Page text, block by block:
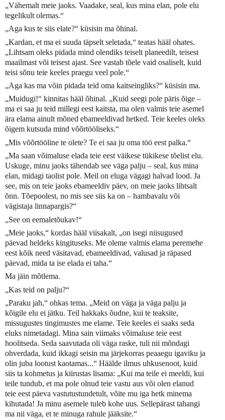
„Vähemalt meie jaoks. Vaadake, seal, kus mina elan, pole elu
tegelikult olemas.“
„Aga kus te siis elate?“ küsisin ma õhinal.
„Kardan, et ma ei suuda täpselt seletada,“ teatas hääl ohates.
„Lihtsam oleks pidada mind olendiks teiselt planeedilt, teisest
maailmast või teisest ajast. See vastab tõele vaid osaliselt, kuid
teisi sõnu teie keeles praegu veel pole.“
„Aga kas ma võin pidada teid oma kaitseingliks?“ küsisin ma.
„Muidugi!“ kinnitas hääl õhinal. „Kuid seegi pole päris õige –
ma ei saa ju teid millegi eest kaitsta, ma olen valmis teie asemel
ära elama ainult mõned ebameeldivad hetked. Teie keeles oleks
õigem kutsuda mind võõrtööliseks.“
„Mis võõrtööline te olete? Te ei saa ju oma töö eest palka.“
„Ma saan võimaluse elada teie eest väikese tükikese tõelist elu.
Uskuge, minu jaoks tähendab see väga palju – seal, kus mina
elan, midagi taolist pole. Meil on eluga vägagi halvad lood. Ja
see, mis on teie jaoks ebameeldiv päev, on meie jaoks lihtsalt
õnn. Tõepoolest, no mis see siis ka on – hambavalu või
vägistaja linnapargis?“
„See on eemaletõukav!“
„Meie jaoks,“ kordas hääl viisakalt, „on isegi niisugused
päevad heldeks kingituseks. Me oleme valmis elama peremehe
eest kõik need väsitavad, ebameeldivad, valusad ja räpased
päevad, mida ta ise elada ei taha.“
Ma jäin mõtlema.
„Kas teid on palju?“
„Paraku jah,“ ohkas tema. „Meid on väga ja väga palju ja
kõigile elu ei jätku. Teil hakkaks õudne, kui te teaksite,
missugustes tingimustes me elame. Teie keeles ei saaks seda
eluks nimetadagi. Mina sain viimaks võimaluse teie eest
hoolitseda. Seda saavutada oli väga raske, tuli nii mõndagi
ohverdada, kuid ikkagi seisin ma järjekorras peaaegu igaviku ja
olin juba lootust kaotamas...“ Häälde ilmus uhkusenoot, kuid
siis ta kohmetus ja kiirustas lisama: „Kui ma teile ei meeldi, kui
teile tundub, et ma pole olnud teie vastu aus või olen elanud
teie eest päeva vastutustundetult, võite mu iga hetk minema
kihutada! Ja minu asemele tuleb kohe uus. Sellepärast tahangi
ma nii väga, et te minuga rahule jääksite.“